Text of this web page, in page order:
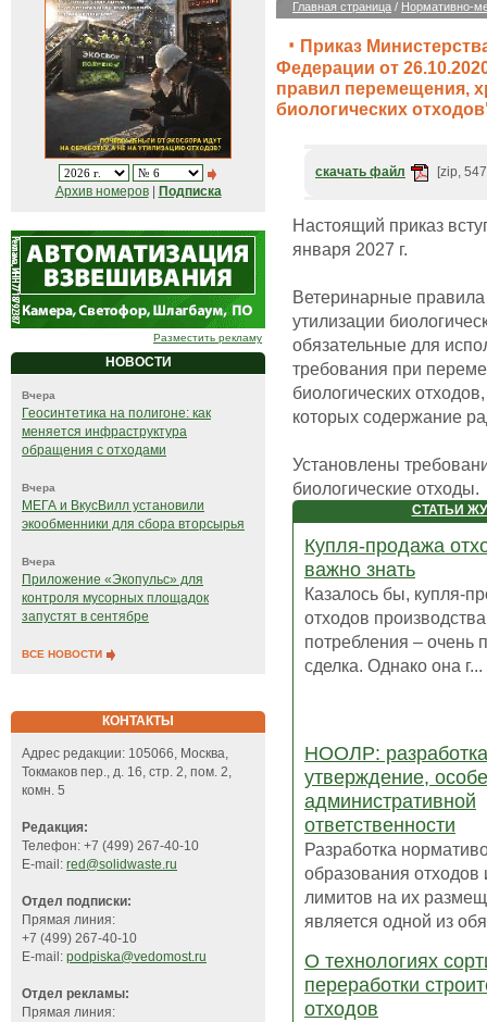
Архив номеров| Подписка
Разместить рекламу
НОВОСТИ
Вчера
Геосинтетика на полигоне: как
меняется инфраструктура
обращения с отходами
Вчера
МЕГА и ВкусВилл установили
экообменники для сбора вторсырья
Вчера
Приложение «Экопульс» для
контроля мусорных площадок
запустят в сентябре
ВСЕ НОВОСТИ
КОНТАКТЫ
Адрес редакции: 105066, Москва,
Токмаков пер., д. 16, стр. 2, пом. 2,
комн. 5
Редакция:
Телефон: +7 (499) 267-40-10
E-mail: red@solidwaste.ru
Отдел подписки:
Прямая линия:
+7 (499) 267-40-10
E-mail: podpiska@vedomost.ru
Отдел рекламы:
Прямая линия:
Главная страница / Нормативно-
Приказ
Федерации от
правил перемещения,
биологических
скачать файл [zip,
Настоящий приказ
января 2027 г.
Ветеринарные
утилизации
обязательные для
требования при
биологических
которых содержание
Установлены
биологические отходы.
СТАТЬИ
Купля-продажа
важно знать
Казалось бы, купля-
отходов
потребления – очень
сделка. Однако она г...
НООЛР:
утверждение,
административной
ответственности
Разработка
образования отходов
лимитов на их
является одной из
О технологиях
переработки
отходов